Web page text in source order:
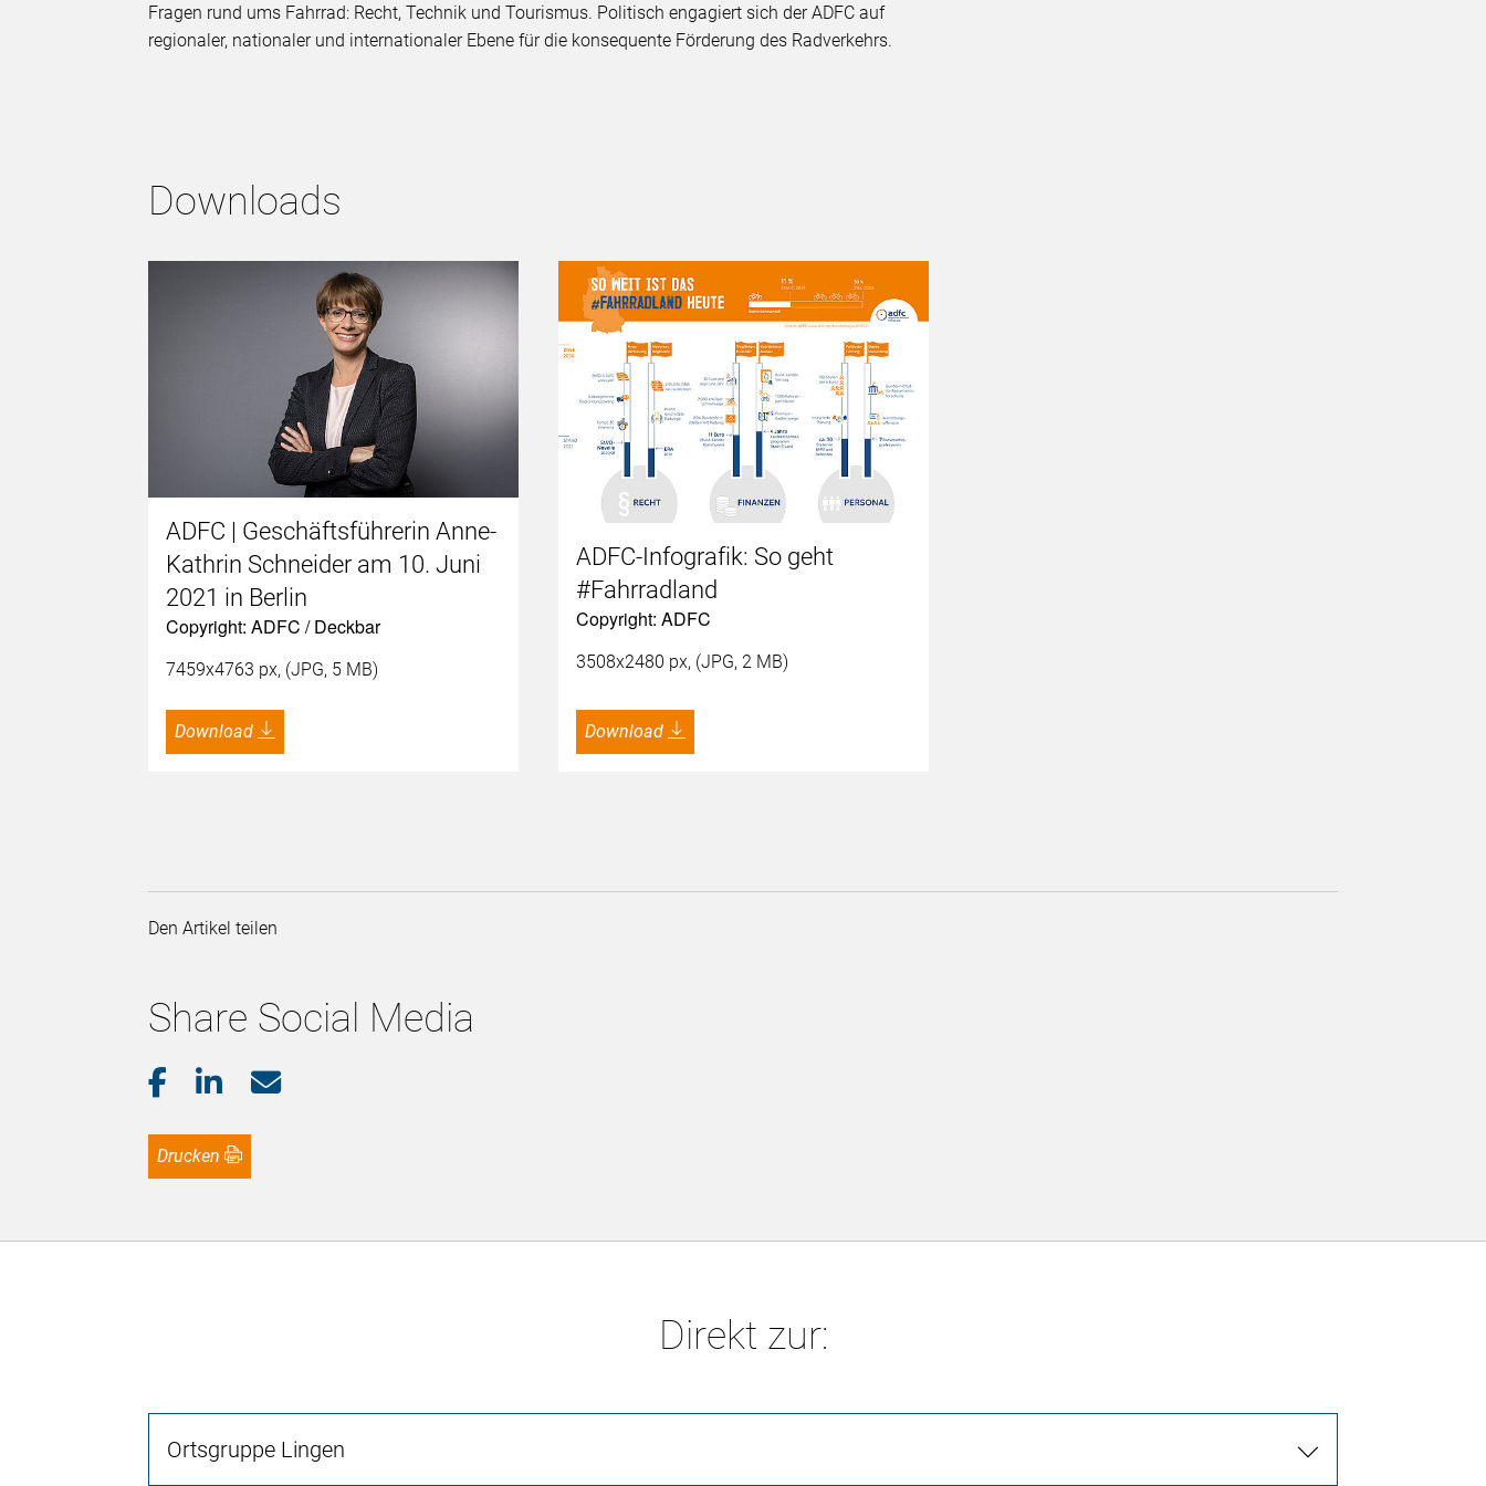
Fragen rund ums Fahrrad: Recht, Technik und Tourismus. Politisch engagiert sich der ADFC auf
regionaler, nationaler und internationaler Ebene für die konsequente Förderung des Radverkehrs.
Downloads
ADFC | Geschäftsführerin Anne-
Kathrin Schneider am 10. Juni
2021 in Berlin
Copyright: ADFC / Deckbar
7459x4763 px, (JPG, 5 MB)
Download
ADFC-Infografik: So geht
#Fahrradland
Copyright: ADFC
3508x2480 px, (JPG, 2 MB)
Download
Den Artikel teilen
Share Social Media
Drucken
Direkt zur:
Ortsgruppe Lingen